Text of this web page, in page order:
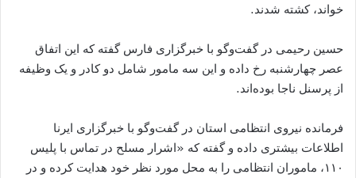
خواند، کشته شدند.
حسین رحیمی در گفت‌وگو با خبرگزاری فارس گفته که این اتفاق
عصر چهارشنبه رخ داده و این سه مامور شامل دو کادر و یک وظیفه
از پرسنل ناجا بوده‌اند.
فرمانده نیروی انتظامی استان در گفت‌وگو با خبرگزاری ایرنا
اطلاعات بیشتری داده و گفته که «اشرار مسلح در تماس با پلیس
۱۱۰، ماموران انتظامی را به محل مورد نظر خود هدایت کرده و در